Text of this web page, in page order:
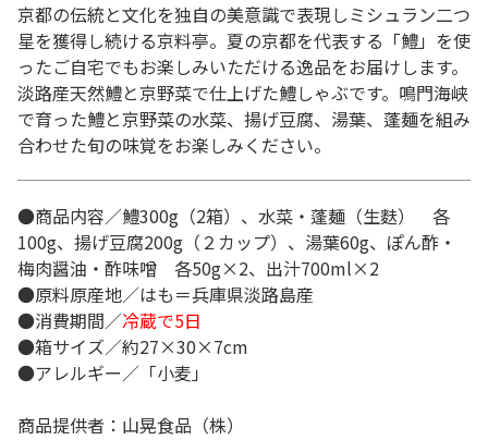
京都の伝統と文化を独自の美意識で表現しミシュラン二つ
星を獲得し続ける京料亭。夏の京都を代表する「鱧」を使
ったご自宅でもお楽しみいただける逸品をお届けします。
淡路産天然鱧と京野菜で仕上げた鱧しゃぶです。鳴門海峡
で育った鱧と京野菜の水菜、揚げ豆腐、湯葉、蓬麺を組み
合わせた旬の味覚をお楽しみください。
●商品内容／鱧300g（2箱）、水菜・蓬麺（生麩） 各
100g、揚げ豆腐200g（２カップ）、湯葉60g、ぽん酢・
梅肉醤油・酢味噌 各50g×2、出汁700ml×2
●原料原産地／はも＝兵庫県淡路島産
●消費期間／冷蔵で5日
●箱サイズ／約27×30×7cm
●アレルギー／「小麦」
商品提供者：山晃食品（株）